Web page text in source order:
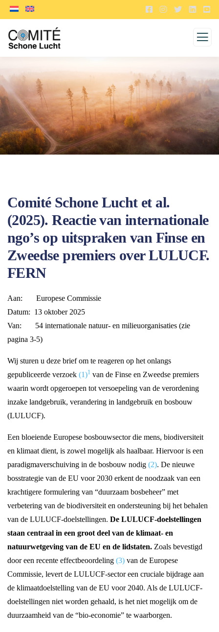
Comité Schone Lucht et al.
(2025). Reactie van internationale
ngo’s op uitspraken van Finse en
Zweedse premiers over LULUCF.
FERN
Aan: Europese Commissie
Datum: 13 oktober 2025
Van: 54 internationale natuur- en milieuorganisaties (zie
pagina 3-5)
Wij sturen u deze brief om te reageren op het onlangs
gepubliceerde verzoek (1)1 van de Finse en Zweedse premiers
waarin wordt opgeroepen tot versoepeling van de verordening
inzake landgebruik, verandering in landgebruik en bosbouw
(LULUCF).
Een bloeiende Europese bosbouwsector die mens, biodiversiteit
en klimaat dient, is zowel mogelijk als haalbaar. Hiervoor is een
paradigmaverschuiving in de bosbouw nodig (2). De nieuwe
bosstrategie van de EU voor 2030 erkent de noodzaak van een
krachtigere formulering van “duurzaam bosbeheer” met
verbetering van de biodiversiteit en ondersteuning bij het behalen
van de LULUCF-doelstellingen. De LULUCF-doelstellingen
staan centraal ​​in een groot deel van de klimaat- en
natuurwetgeving van de EU en de lidstaten. Zoals bevestigd
door een recente effectbeoordeling (3) van de Europese
Commissie, levert de LULUCF-sector een cruciale bijdrage aan
de klimaatdoelstelling van de EU voor 2040. Als de LULUCF-
doelstellingen niet worden gehaald, is het niet mogelijk om de
duurzaamheid van de “bio-economie” te waarborgen.